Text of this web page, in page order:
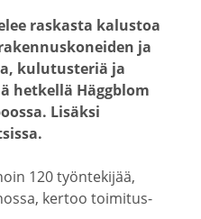
raskasta kalustoa
ja
kulutus­teriä ja
hetkellä Häggblom
Lisäksi
120 työnte­kijää,
kertoo toimi­tus­